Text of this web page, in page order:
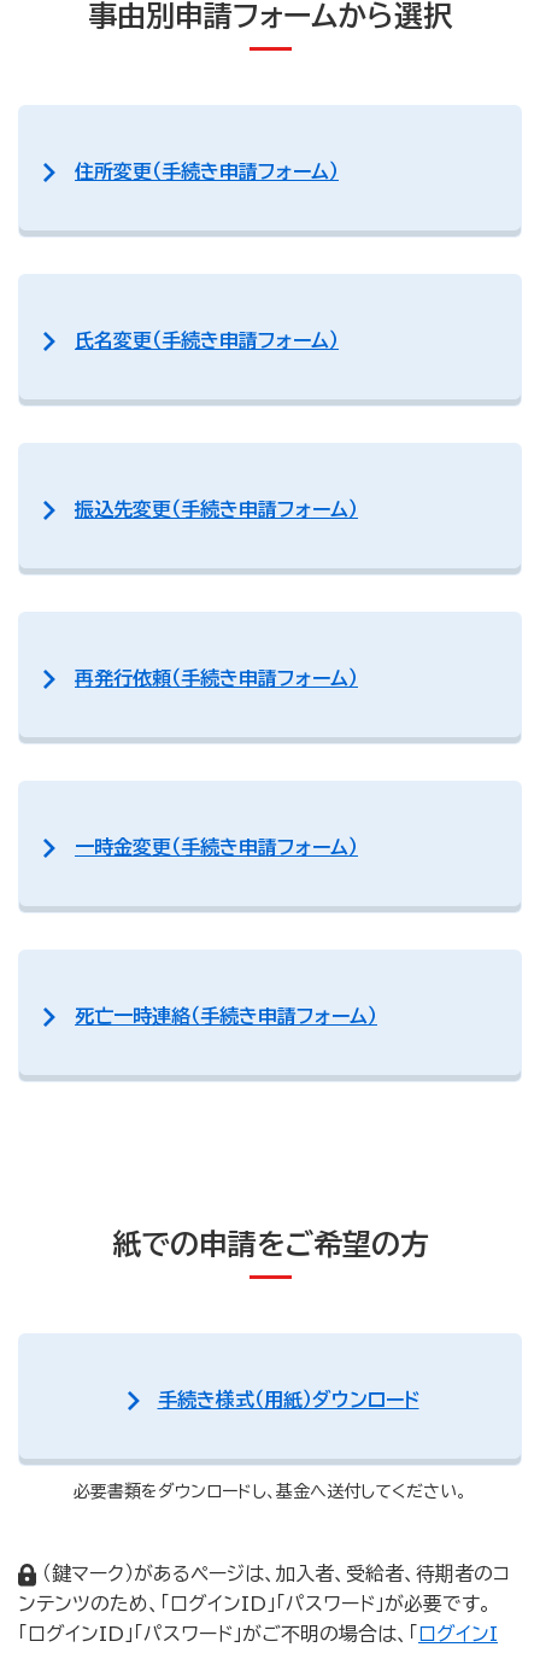
事由別申請フォームから選択
住所変更（手続き申請フォーム）
氏名変更（手続き申請フォーム）
振込先変更（手続き申請フォーム）
再発行依頼（手続き申請フォーム）
一時金変更（手続き申請フォーム）
死亡一時連絡（手続き申請フォーム）
紙での申請をご希望の方
手続き様式（用紙）ダウンロード
必要書類をダウンロードし、基金へ送付してください。
（鍵マーク）があるページは、加入者、受給者、待期者のコ
ンテンツのため、「ログインID」「パスワード」が必要です。
「ログインID」「パスワード」がご不明の場合は、「
ログインI